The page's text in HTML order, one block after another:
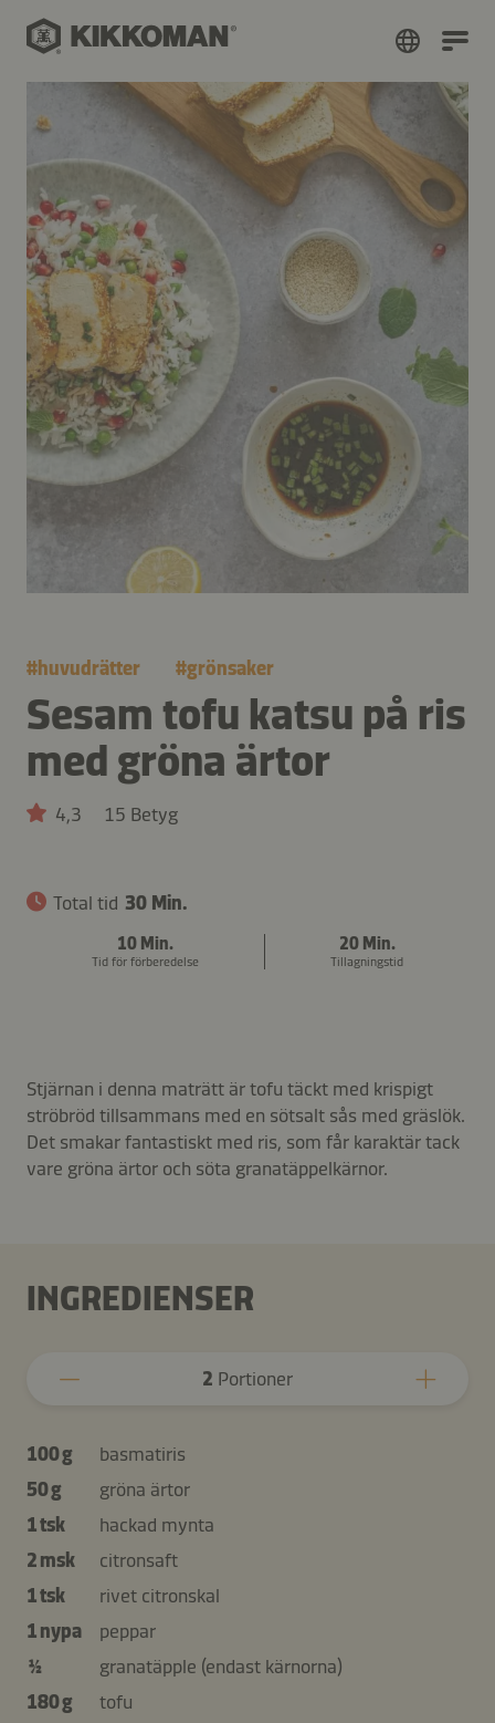
#huvudrätter #grönsaker
Sesam tofu katsu på ris
med gröna ärtor
4,3 15 Betyg
Total tid 30 Min.
10 Min.
Tid för förberedelse
20 Min.
Tillagningstid
Stjärnan i denna maträtt är tofu täckt med krispigt
ströbröd tillsammans med en sötsalt sås med gräslök.
Det smakar fantastiskt med ris, som får karaktär tack
vare gröna ärtor och söta granatäppelkärnor.
INGREDIENSER
2 Portioner
100 g
basmatiris
50 g
gröna ärtor
1 tsk
hackad mynta
2 msk
citronsaft
1 tsk
rivet citronskal
1 nypa
peppar
½
granatäpple (endast kärnorna)
180 g
tofu